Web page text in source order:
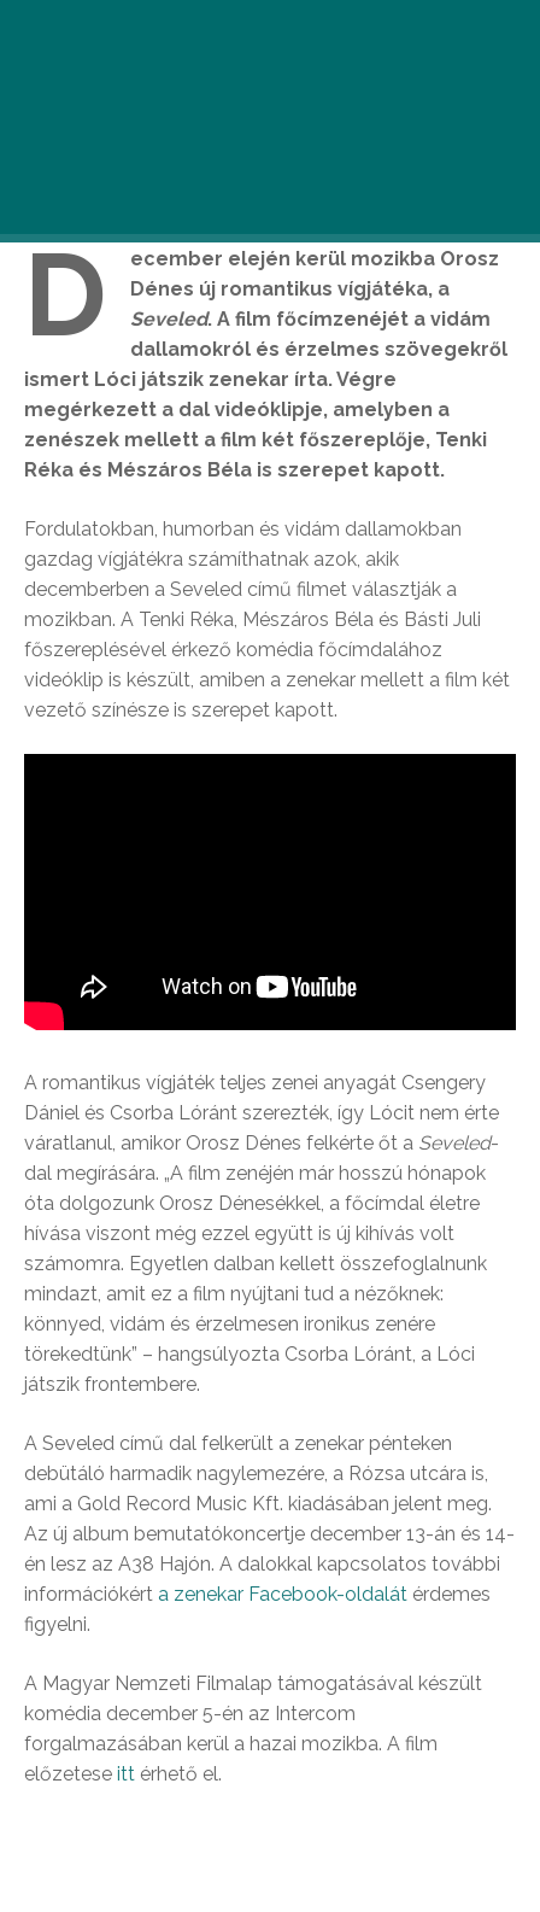
D
ecember elején kerül mozikba Orosz
Dénes új romantikus vígjátéka, a
Seveled. A film főcímzenéjét a vidám
dallamokról és érzelmes szövegekről
ismert Lóci játszik zenekar írta. Végre
megérkezett a dal videóklipje, amelyben a
zenészek mellett a film két főszereplője, Tenki
Réka és Mészáros Béla is szerepet kapott.
Fordulatokban, humorban és vidám dallamokban
gazdag vígjátékra számíthatnak azok, akik
decemberben a Seveled című filmet választják a
mozikban. A Tenki Réka, Mészáros Béla és Básti Juli
főszereplésével érkező komédia főcímdalához
videóklip is készült, amiben a zenekar mellett a film két
vezető színésze is szerepet kapott.
A romantikus vígjáték teljes zenei anyagát Csengery
Dániel és Csorba Lóránt szerezték, így Lócit nem érte
váratlanul, amikor Orosz Dénes felkérte őt a Seveled-
dal megírására. „A film zenéjén már hosszú hónapok
óta dolgozunk Orosz Dénesékkel, a főcímdal életre
hívása viszont még ezzel együtt is új kihívás volt
számomra. Egyetlen dalban kellett összefoglalnunk
mindazt, amit ez a film nyújtani tud a nézőknek:
könnyed, vidám és érzelmesen ironikus zenére
törekedtünk” – hangsúlyozta Csorba Lóránt, a Lóci
játszik frontembere.
A Seveled című dal felkerült a zenekar pénteken
debütáló harmadik nagylemezére, a Rózsa utcára is,
ami a Gold Record Music Kft. kiadásában jelent meg.
Az új album bemutatókoncertje december 13-án és 14-
én lesz az A38 Hajón. A dalokkal kapcsolatos további
információkért a zenekar Facebook-oldalát érdemes
figyelni.
A Magyar Nemzeti Filmalap támogatásával készült
komédia december 5-én az Intercom
forgalmazásában kerül a hazai mozikba. A film
előzetese itt érhető el.